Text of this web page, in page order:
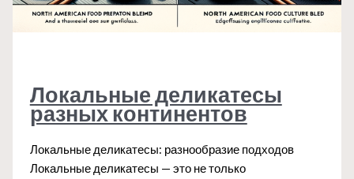
Локальные деликатесы
разных континентов
Локальные деликатесы: разнообразие подходов
Локальные деликатесы — это не только